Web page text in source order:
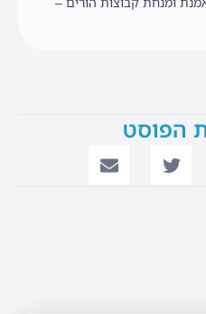
ל-30 שנה, מאמנת ומנחת קבוצות הורים –
הפוסט